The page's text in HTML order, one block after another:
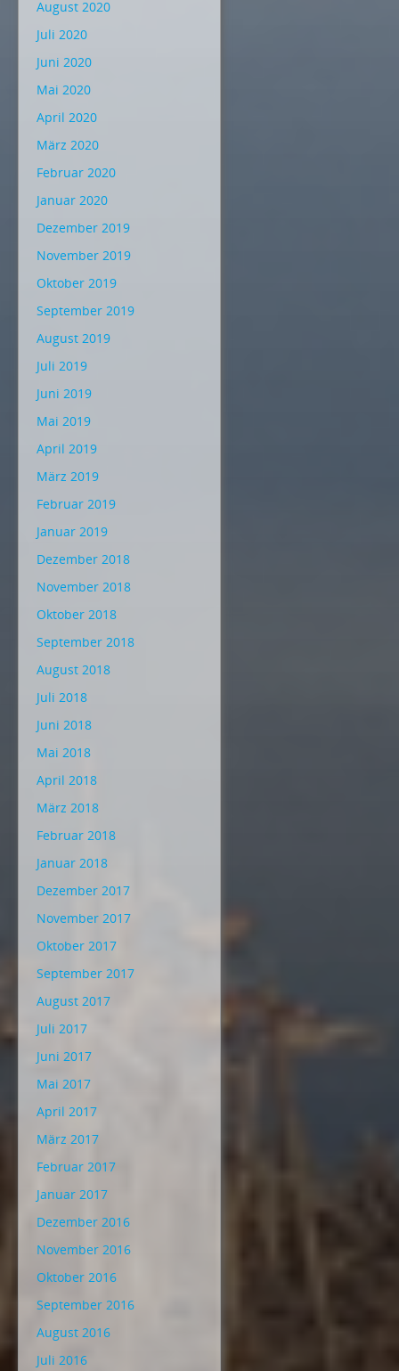
August 2020
Juli 2020
Juni 2020
Mai 2020
April 2020
März 2020
Februar 2020
Januar 2020
Dezember 2019
November 2019
Oktober 2019
September 2019
August 2019
Juli 2019
Juni 2019
Mai 2019
April 2019
März 2019
Februar 2019
Januar 2019
Dezember 2018
November 2018
Oktober 2018
September 2018
August 2018
Juli 2018
Juni 2018
Mai 2018
April 2018
März 2018
Februar 2018
Januar 2018
Dezember 2017
November 2017
Oktober 2017
September 2017
August 2017
Juli 2017
Juni 2017
Mai 2017
April 2017
März 2017
Februar 2017
Januar 2017
Dezember 2016
November 2016
Oktober 2016
September 2016
August 2016
Juli 2016